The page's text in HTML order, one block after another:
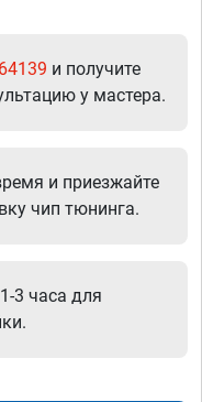
и получите
у мастера.
и приезжайте
чип тюнинга.
3 часа для